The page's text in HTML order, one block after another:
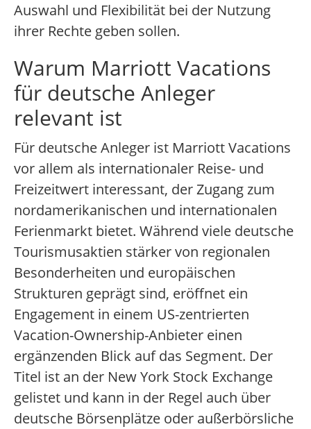
Auswahl und Flexibilität bei der Nutzung
ihrer Rechte geben sollen.
Warum Marriott Vacations
für deutsche Anleger
relevant ist
Für deutsche Anleger ist Marriott Vacations
vor allem als internationaler Reise- und
Freizeitwert interessant, der Zugang zum
nordamerikanischen und internationalen
Ferienmarkt bietet. Während viele deutsche
Tourismusaktien stärker von regionalen
Besonderheiten und europäischen
Strukturen geprägt sind, eröffnet ein
Engagement in einem US-zentrierten
Vacation-Ownership-Anbieter einen
ergänzenden Blick auf das Segment. Der
Titel ist an der New York Stock Exchange
gelistet und kann in der Regel auch über
deutsche Börsenplätze oder außerbörsliche